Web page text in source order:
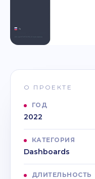
О ПРОЕКТЕ
ГОД
2022
КАТЕГОРИЯ
Dashboards
ДЛИТЕЛЬНОСТЬ